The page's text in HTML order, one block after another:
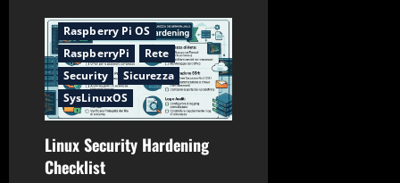
Raspberry Pi OS
RaspberryPi
Rete
Security
Sicurezza
SysLinuxOS
Linux Security Hardening
Checklist